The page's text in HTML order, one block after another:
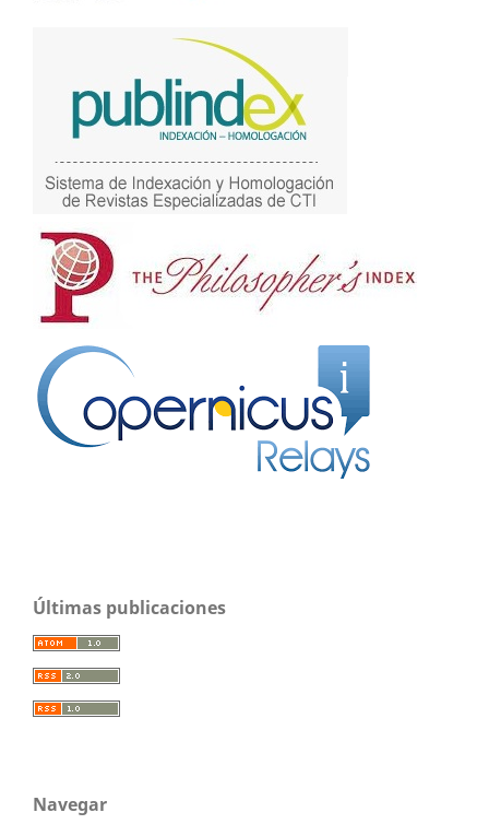
Últimas publicaciones
Navegar